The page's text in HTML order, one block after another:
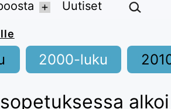
Avaa
Uutiset
2000-luku
alkoi